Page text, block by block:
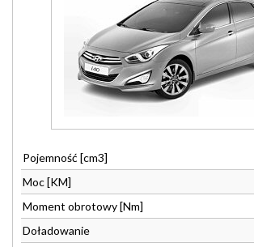
Pojemność [cm3]
Moc [KM]
Moment obrotowy [Nm]
Doładowanie